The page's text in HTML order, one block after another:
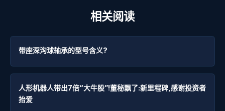
相关阅读
带座深沟球轴承的型号含义?
人形机器人带出7倍“大牛股”!董秘飘了:新里程碑,感谢投资者
抬爱